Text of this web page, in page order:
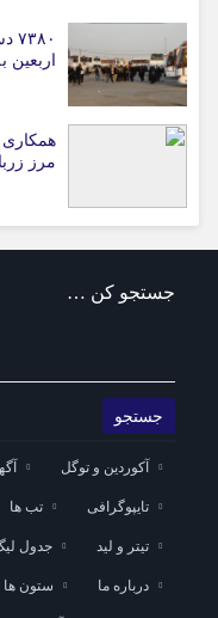
همکاری
مرز
جستجو کن …
آکوردین و توگل
تایپوگرافی تب ها
تیتر و لید جدول
درباره ما ستون ها